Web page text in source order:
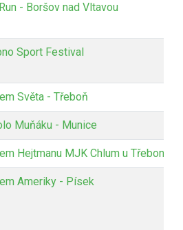
- Boršov nad Vltavou
Sport Festival
Světa - Třeboň
Muňáku - Munice
Hejtmanu MJK Chlum u Třeboně
Ameriky - Písek